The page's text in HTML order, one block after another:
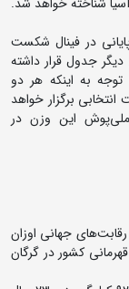
در فینال شکست
جدول قرار داشته
به اینکه هر دو
برگزار خواهد
این وزن در
رقابت‌های جهانی اوزان
قهرمانی کشور در گرگان